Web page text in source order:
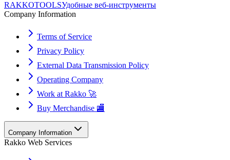
RAKKOTOOLSУдобные веб-инструменты
Company Information
Terms of Service
Privacy Policy
External Data Transmission Policy
Operating Company
Work at Rakko 🚀
Buy Merchandise 🏬
Company Information
Rakko Web Services